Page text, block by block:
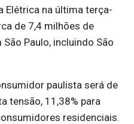
Elétrica na última terça-
de 7,4 milhões de
Paulo, incluindo São
paulista será de
tensão, 11,38% para
residenciais.